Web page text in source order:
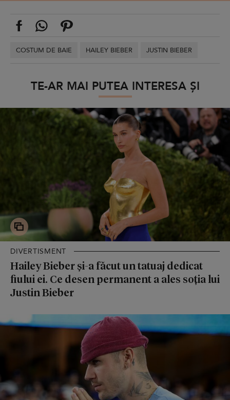
COSTUM DE BAIE HAILEY BIEBER JUSTIN BIEBER
TE-AR MAI PUTEA INTERESA ȘI
DIVERTISMENT
Hailey Bieber și-a făcut un tatuaj dedicat
fiului ei. Ce desen permanent a ales soția lui
Justin Bieber